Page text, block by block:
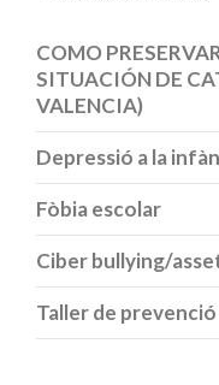
COMO
SITUACIÓN DE
VALENCIA)
Depressió a la
Fòbia escolar
Ciber bullying/
Taller de prevenció